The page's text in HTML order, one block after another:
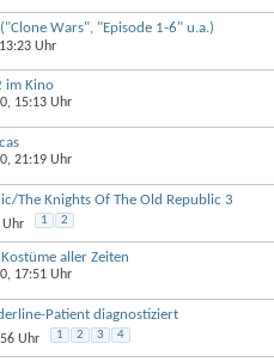
Wars", "Episode 1-6" u.a.)
Uhr
im Kino
15:13 Uhr
21:19 Uhr
The Knights Of The Old Republic 3
Uhr 1 2
aller Zeiten
17:51 Uhr
Patient diagnostiziert
Uhr 1 2 3 4